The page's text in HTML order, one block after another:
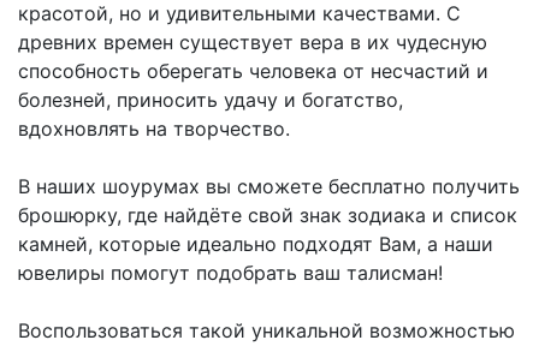
красотой, но и удивительными качествами. С
древних времен существует вера в их чудесную
способность оберегать человека от несчастий и
болезней, приносить удачу и богатство,
вдохновлять на творчество.
В наших шоурумах вы сможете бесплатно получить
брошюрку, где найдёте свой знак зодиака и список
камней, которые идеально подходят Вам, а наши
ювелиры помогут подобрать ваш талисман!
Воспользоваться такой уникальной возможностью